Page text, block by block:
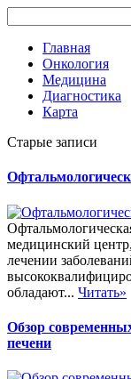
Главная
Онкология
Медицина
Диагностика
Карта
Старые записи
медицинский
лечении
обладают... Читать»
Обзор
печени